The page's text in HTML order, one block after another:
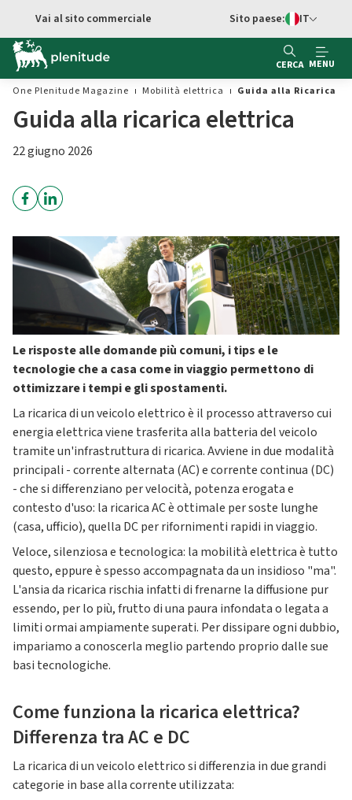
Vai al contenuto principale
Vai al sito commerciale
Switch di
Sito paese: IT
CERCA MENU
One Plenitude Magazine
Mobilità elettrica Guida alla Ricarica
Guida alla ricarica elettrica
22 giugno 2026
Le risposte alle domande più comuni, i tips e le
tecnologie che a casa come in viaggio permettono di
ottimizzare i tempi e gli spostamenti.
La ricarica di un veicolo elettrico è il processo attraverso cui
energia elettrica viene trasferita alla batteria del veicolo
tramite un'infrastruttura di ricarica. Avviene in due modalità
principali - corrente alternata (AC) e corrente continua (DC)
- che si differenziano per velocità, potenza erogata e
contesto d'uso: la ricarica AC è ottimale per soste lunghe
(casa, ufficio), quella DC per rifornimenti rapidi in viaggio.
Veloce, silenziosa e tecnologica: la mobilità elettrica è tutto
questo, eppure è spesso accompagnata da un insidioso "ma".
L'ansia da ricarica rischia infatti di frenarne la diffusione pur
essendo, per lo più, frutto di una paura infondata o legata a
limiti ormai ampiamente superati. Per dissipare ogni dubbio,
impariamo a conoscerla meglio partendo proprio dalle sue
basi tecnologiche.
Come funziona la ricarica elettrica?
Differenza tra AC e DC
La ricarica di un veicolo elettrico si differenzia in due grandi
categorie in base alla corrente utilizzata: